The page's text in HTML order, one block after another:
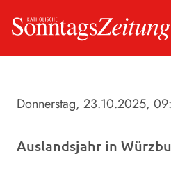
Donnerstag, 23.10.2025,
Auslandsjahr in